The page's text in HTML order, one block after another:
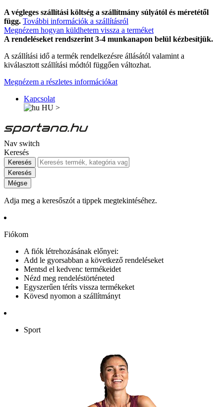
A végleges szállítási költség a szállítmány súlyától és méretétől
függ. További információk a szállításról
Megnézem hogyan küldhetem vissza a terméket
A rendeléseket rendszerint 3-4 munkanapon belül kézbesítjük.
A szállítási idő a termék rendelkezésre állásától valamint a
kiválasztott szállítási módtól függően változhat.
Megnézem a részletes információkat
Kapcsolat
HU >
Nav switch
Keresés
Keresés
Keresés
Mégse
Adja meg a keresőszót a tippek megtekintéséhez.
Fiókom
A fiók létrehozásának előnyei:
Add le gyorsabban a következő rendeléseket
Mentsd el kedvenc termékeidet
Nézd meg rendeléstörténeted
Egyszerűen téríts vissza termékeket
Kövesd nyomon a szállítmányt
Sport